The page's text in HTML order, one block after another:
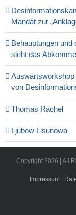
Mandat zur
Behauptungen
sieht das
von
Thomas Rachel
Ljubow Lisunowa
Copyright 2026 | All
Impressum